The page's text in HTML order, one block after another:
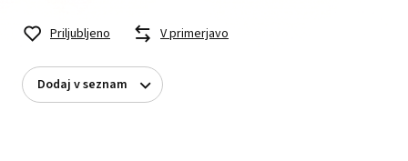
Priljubljeno V primerjavo
Dodaj v seznam